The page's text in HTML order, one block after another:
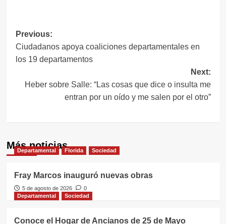
Navegación
de
entradas
Previous:
Ciudadanos apoya coaliciones departamentales en
los 19 departamentos
Next:
Heber sobre Salle: “Las cosas que dice o insulta me
entran por un oído y me salen por el otro”
Más noticias
Departamental Florida Sociedad
Fray Marcos inauguró nuevas obras
5 de agosto de 2026
0
Departamental
Sociedad
Conoce el Hogar de Ancianos de 25 de Mayo